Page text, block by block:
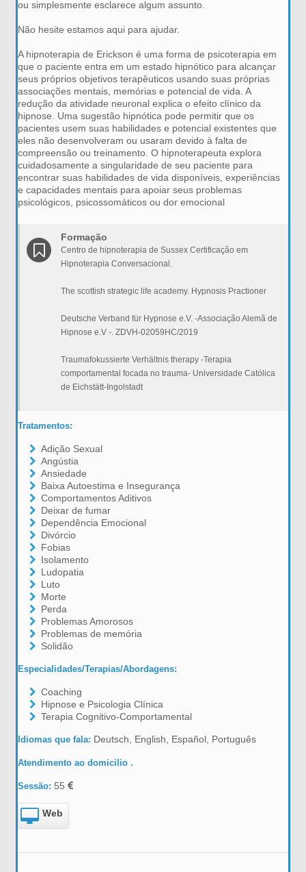
ou simplesmente esclarece algum assunto.
Não hesite estamos aqui para ajudar.
A hipnoterapia de Erickson é uma forma de psicoterapia em
que o paciente entra em um estado hipnótico para alcançar
seus próprios objetivos terapêuticos usando suas próprias
associações mentais, memórias e potencial de vida. A
redução da atividade neuronal explica o efeito clínico da
hipnose. Uma sugestão hipnótica pode permitir que os
pacientes usem suas habilidades e potencial existentes que
eles não desenvolveram ou usaram devido à falta de
compreensão ou treinamento. O hipnoterapeuta explora
cuidadosamente a singularidade de seu paciente para
encontrar suas habilidades de vida disponíveis, experiências
e capacidades mentais para apoiar seus problemas
psicológicos, psicossomáticos ou dor emocional
Formação
Centro de hipnoterapia de Sussex Certificação em
Hipnoterapia Conversacional.
The scottish strategic life academy. Hypnosis Practioner
Deutsche Verband für Hypnose e.V. -Associação Alemã de
Hipnose e.V -. ZDVH-02059HC/2019
Traumafokussierte Verhältnis therapy -Terapia
comportamental focada no trauma- Universidade Católica
de Eichstätt-Ingolstadt
Tratamentos:
Adição Sexual
Angústia
Ansiedade
Baixa Autoestima e Insegurança
Comportamentos Aditivos
Deixar de fumar
Dependência Emocional
Divórcio
Fobias
Isolamento
Ludopatia
Luto
Morte
Perda
Problemas Amorosos
Problemas de memória
Solidão
Especialidades/Terapias/Abordagens:
Coaching
Hipnose e Psicologia Clínica
Terapia Cognitivo-Comportamental
Idiomas que fala: Deutsch, English, Español, Português
Atendimento ao domicilio .
Sessão: 55
Web